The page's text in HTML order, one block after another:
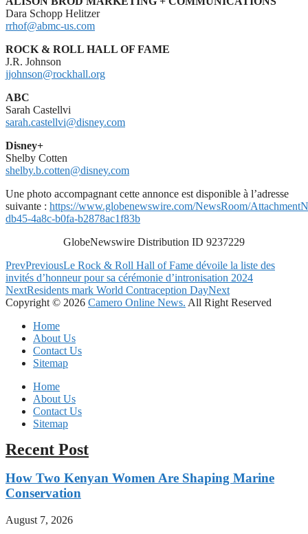
Dara Schopp Helitzer
rrhof@abmc-us.com
ROCK & ROLL HALL OF FAME
J.R. Johnson
jjohnson@rockhall.org
ABC
Sarah Castellvi
sarah.castellvi@disney.com
Disney+
Shelby Cotten
shelby.b.cotten@disney.com
Une photo accompagnant cette annonce est disponible à l’adresse
suivante : https://www.globenewswire.com/NewsRoom/
db45-4a8c-b0fa-b2878ac1f83b
GlobeNewswire Distribution ID 9237229
PrevPreviousLe Rock & Roll Hall of Fame dévoile la liste des
invités d’honneur pour sa cérémonie d’intronisation 2024
NextResidents mark World Contraception DayNext
Copyright © 2026 Camero Online News. All Right Reserved
Home
About Us
Contact Us
Sitemap
Home
About Us
Contact Us
Sitemap
Recent Post
How Two Kenyan Women Are Shaping Marine
Conservation
August 7, 2026